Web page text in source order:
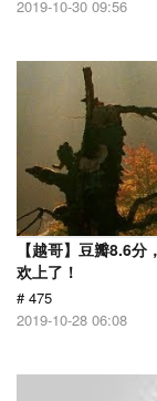
2019-10-30 09:56
【越哥】豆瓣8.6
欢上了！
# 475
2019-10-28 06:08